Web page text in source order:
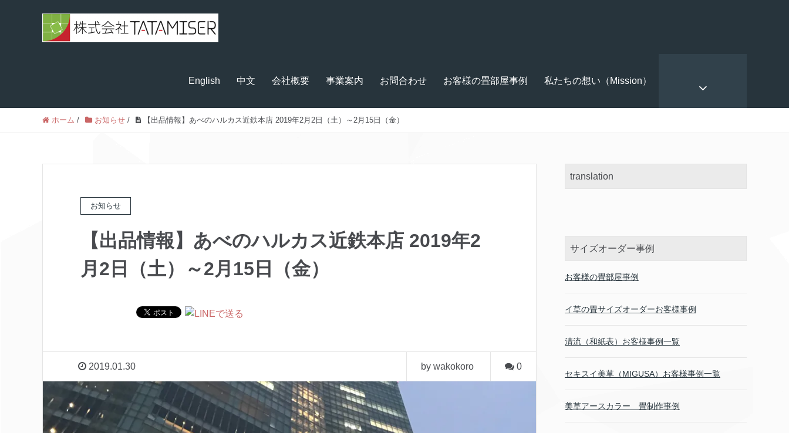
English 中文 会社概要 事業案内 お問合わせ お客様の畳部屋事例 私たちの想い（Mission）
ホーム / お知らせ / 【出品情報】あべのハルカス近鉄本店 2019年2月2日（土）～2月15日（金）
お知らせ
【出品情報】あべのハルカス近鉄本店 2019年2
月2日（土）～2月15日（金）
2019.01.30 by wakokoro 0
translation
サイズオーダー事例
お客様の畳部屋事例
イ草の畳サイズオーダーお客様事例
清流（和紙表）お客様事例一覧
セキスイ美草（MIGUSA）お客様事例一覧
美草アースカラー 畳制作事例